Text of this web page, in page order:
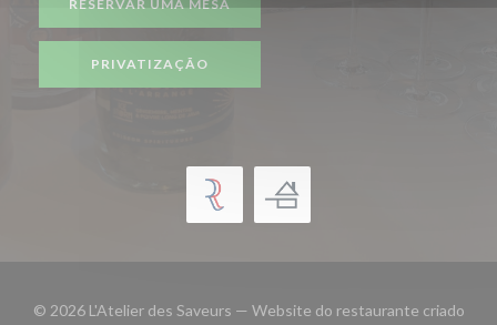
RESERVAR UMA MESA
PRIVATIZAÇÃO
© 2026 L'Atelier des Saveurs — Website do restaurante criado